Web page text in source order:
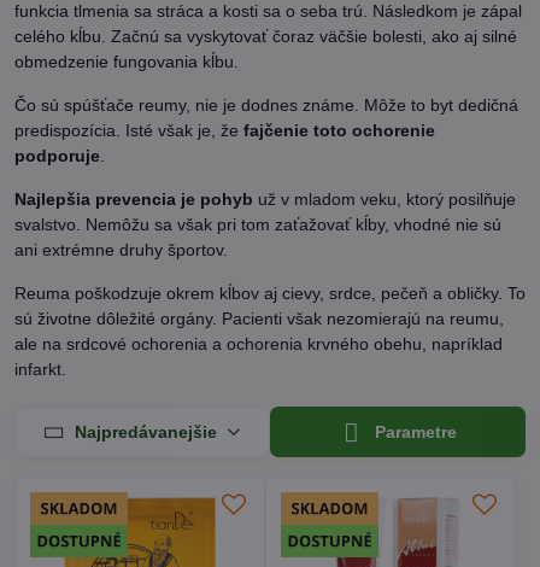
funkcia tlmenia sa stráca a kosti sa o seba trú. Následkom je zápal
celého kĺbu. Začnú sa vyskytovať čoraz väčšie bolesti, ako aj silné
obmedzenie fungovania kĺbu.
Čo sú spúšťače reumy, nie je dodnes známe. Môže to byt dedičná
predispozícia. Isté však je, že fajčenie toto ochorenie
podporuje
Najlepšia prevencia je pohyb už v mladom veku, ktorý posilňuje
svalstvo. Nemôžu sa však pri tom zaťažovať kĺby, vhodné nie sú
ani extrémne druhy športov.
Reuma poškodzuje okrem kĺbov aj cievy, srdce, pečeň a obličky. To
sú životne dôležité orgány. Pacienti však nezomierajú na reumu,
ale na srdcové ochorenia a ochorenia krvného obehu, napríklad
infarkt.
Najpredávanejšie Parametre